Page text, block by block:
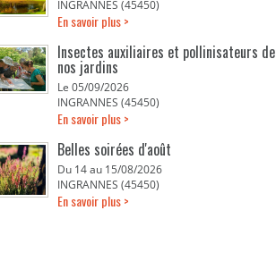
INGRANNES (45450)
En savoir plus >
Insectes auxiliaires et pollinisateurs de
nos jardins
Le 05/09/2026
INGRANNES (45450)
En savoir plus >
Belles soirées d'août
Du 14 au 15/08/2026
INGRANNES (45450)
En savoir plus >